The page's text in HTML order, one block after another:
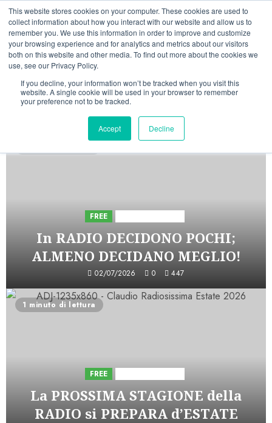
This website stores cookies on your computer. These cookies are used to
collect information about how you interact with our website and allow us to
remember you. We use this information in order to improve and customize
your browsing experience and for analytics and metrics about our visitors
both on this website and other media. To find out more about the cookies we
use, see our Privacy Policy.
If you decline, your information won’t be tracked when you visit this
website. A single cookie will be used in your browser to remember
your preference not to be tracked.
Accept Decline
Vai
contenuto
06/08/202604:02:25
LinkedinFacebook
X TelegramWhatsappMastodon
INIZIATIVE ASTORRI
FREE
In RADIO DECIDONO POCHI;
ALMENO DECIDANO MEGLIO!
02/07/2026 0 447
1 minuto di lettura
FREE
La PROSSIMA STAGIONE della
RADIO si PREPARA d’ESTATE